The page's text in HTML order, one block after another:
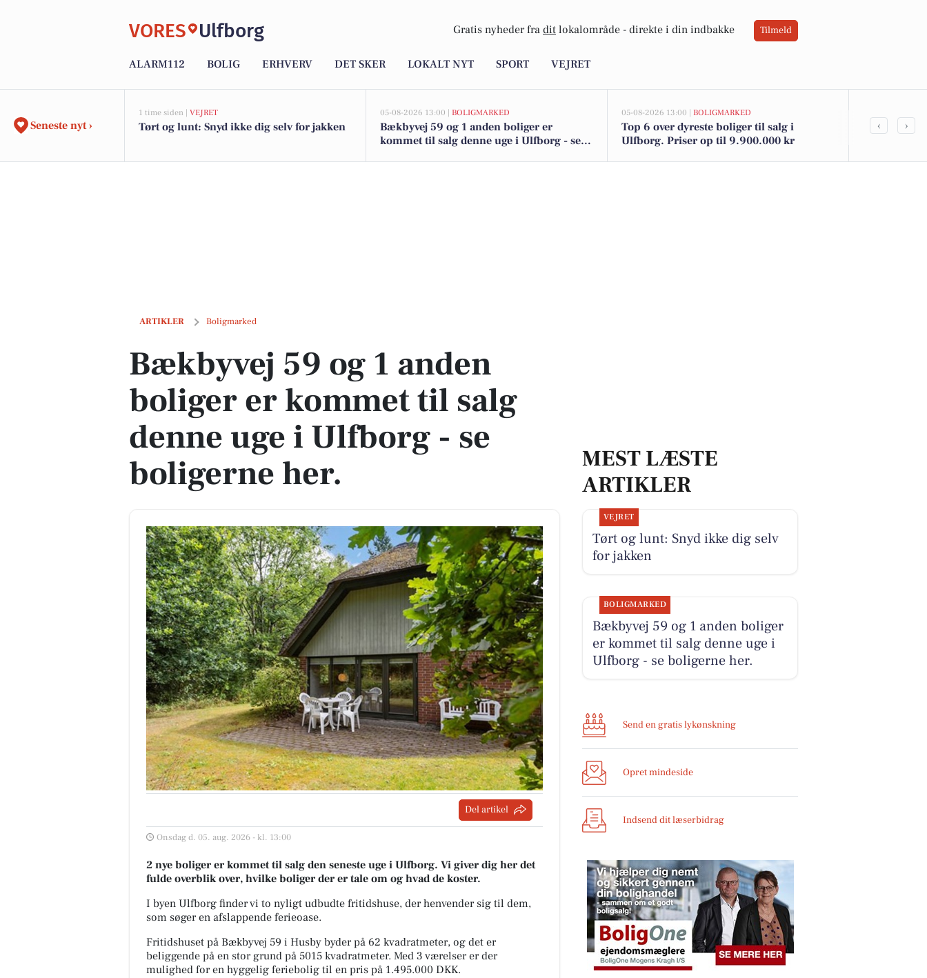
VORES Ulfborg Gratis nyheder fra dit lokalområde - direkte i din indbakke Tilmeld
ALARM112 BOLIG ERHVERV DET SKER LOKALT NYT SPORT VEJRET
Seneste nyt ›
1 time siden | VEJRET
Tørt og lunt: Snyd ikke dig selv for jakken
05-08-2026 13:00 | BOLIGMARKED
Bækbyvej 59 og 1 anden boliger er
kommet til salg denne uge i Ulfborg - se
05-08-2026 13:00 | BOLIGMARKED
Top 6 over dyreste boliger til salg i
Ulfborg. Priser op til 9.900.000 kr
‹ ›
ARTIKLER Boligmarked
Bækbyvej 59 og 1 anden boliger er kommet til salg denne uge i Ulfborg - se boligerne her.
Bækbyvej 59 og 1 anden
boliger er kommet til salg
denne uge i Ulfborg - se
boligerne her.
Del artikel
Onsdag d. 05. aug. 2026 - kl. 13:00
2 nye boliger er kommet til salg den seneste uge i Ulfborg. Vi giver dig her det
fulde overblik over, hvilke boliger der er tale om og hvad de koster.
I byen Ulfborg finder vi to nyligt udbudte fritidshuse, der henvender sig til dem,
som søger en afslappende ferieoase.
Fritidshuset på Bækbyvej 59 i Husby byder på 62 kvadratmeter, og det er
beliggende på en stor grund på 5015 kvadratmeter. Med 3 værelser er der
mulighed for en hyggelig feriebolig til en pris på 1.495.000 DKK.
MEST LÆSTE
ARTIKLER
VEJRET
Tørt og lunt: Snyd ikke dig selv
for jakken
BOLIGMARKED
Bækbyvej 59 og 1 anden boliger
er kommet til salg denne uge i
Ulfborg - se boligerne her.
Send en gratis lykønskning
Opret mindeside
Indsend dit læserbidrag